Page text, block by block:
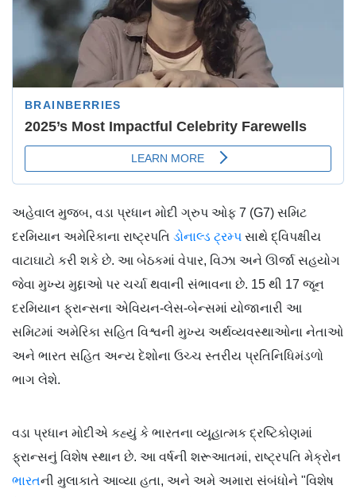
અહેવાલ મુજબ, વડા પ્રધાન મોદી ગ્રુપ ઓફ 7 (G7) સમિટ
દરમિયાન અમેરિકાના રાષ્ટ્રપતિ ડોનાલ્ડ ટ્રમ્પ સાથે દ્વિપક્ષીય
વાટાઘાટો કરી શકે છે. આ બેઠકમાં વેપાર, વિઝા અને ઊર્જા સહયોગ
જેવા મુખ્ય મુદ્દાઓ પર ચર્ચા થવાની સંભાવના છે. 15 થી 17 જૂન
દરમિયાન ફ્રાન્સના એવિયન-લેસ-બેન્સમાં યોજાનારી આ
સમિટમાં અમેરિકા સહિત વિશ્વની મુખ્ય અર્થવ્યવસ્થાઓના નેતાઓ
અને ભારત સહિત અન્ય દેશોના ઉચ્ચ સ્તરીય પ્રતિનિધિમંડળો
ભાગ લેશે.
વડા પ્રધાન મોદીએ કહ્યું કે ભારતના વ્યૂહાત્મક દ્રષ્ટિકોણમાં
ફ્રાન્સનું વિશેષ સ્થાન છે. આ વર્ષની શરૂઆતમાં, રાષ્ટ્રપતિ મેક્રોન
ભારતની મુલાકાતે આવ્યા હતા, અને અમે અમારા સંબંધોને "વિશેષ